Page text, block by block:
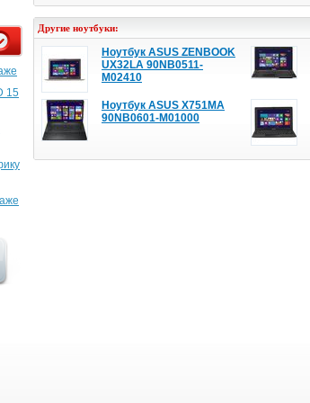
15
Другие ноутбуки:
Ноутбук ASUS ZENBOOK
UX32LA 90NB0511-
M02410
Ноутбук ASUS X751MA
90NB0601-M01000